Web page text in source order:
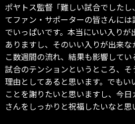
ポヤトス監督「難しい試合でした
てファン・サポーターの皆さんに
でいっぱいです。本当にいい入り
ありますし、そのいい入りが出来
こ数週間の流れ、結果も影響して
試合のテンションというところ、
理由としてあると思います。でもい
ことを謝りたいと思いますし、今
さんをしっかりと祝福したいなと思